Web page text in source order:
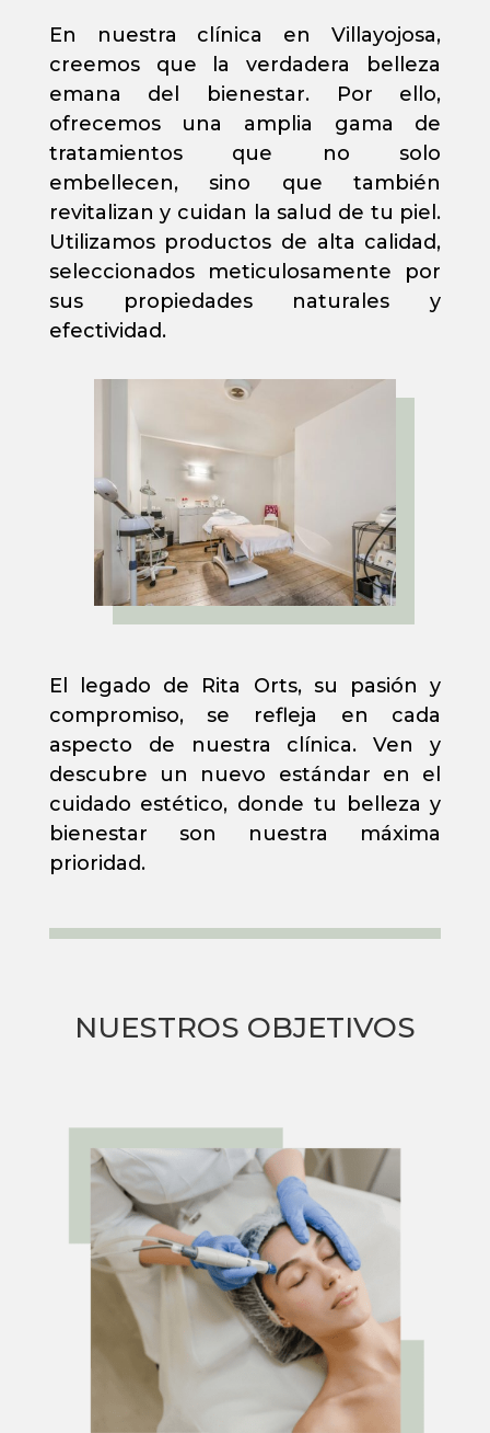
En nuestra clínica en Villayojosa,
creemos que la verdadera belleza
emana del bienestar. Por ello,
ofrecemos una amplia gama de
tratamientos que no solo
embellecen, sino que también
revitalizan y cuidan la salud de tu piel.
Utilizamos productos de alta calidad,
seleccionados meticulosamente por
sus propiedades naturales y
efectividad.
El legado de Rita Orts, su pasión y
compromiso, se refleja en cada
aspecto de nuestra clínica. Ven y
descubre un nuevo estándar en el
cuidado estético, donde tu belleza y
bienestar son nuestra máxima
prioridad.
NUESTROS OBJETIVOS